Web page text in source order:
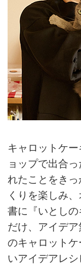
キャロットケ
ョップで出合
れたことをき
くりを楽しみ
書に『いとしの
だけ、アイデ
のキャロット
いアイデアレ